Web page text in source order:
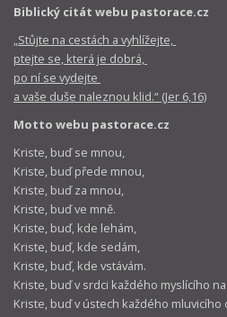
Biblický citát webu pastorace.cz
„Stůjte na cestách a vyhlížejte,
ptejte se, která je dobrá,
po ní se vydejte
a vaše duše naleznou klid.“ (Jer 6,16)
Motto webu pastorace.cz
Kriste, buď se mnou,
Kriste, buď přede mnou,
Kriste, buď za mnou,
Kriste, buď ve mně.
Kriste, buď, kde lehám,
Kriste, buď, kde sedám,
Kriste, buď, kde vstávám.
Kriste, buď v srdci každého myslícího na
Kriste, buď v ústech každého mluvicího